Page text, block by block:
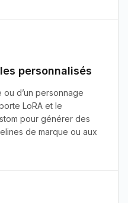
personnalisés
ou d’un personnage
LoRA et le
pour générer des
de marque ou aux